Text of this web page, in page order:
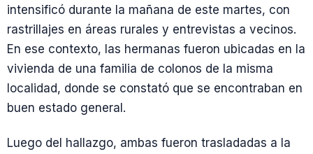
intensificó durante la mañana de este martes, con
rastrillajes en áreas rurales y entrevistas a vecinos.
En ese contexto, las hermanas fueron ubicadas en la
vivienda de una familia de colonos de la misma
localidad, donde se constató que se encontraban en
buen estado general.
Luego del hallazgo, ambas fueron trasladadas a la